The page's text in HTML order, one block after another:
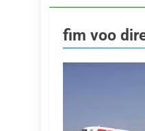
fim voo